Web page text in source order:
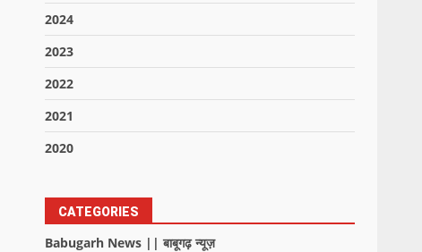
2024
2023
2022
2021
2020
CATEGORIES
Babugarh News || बाबूगढ़ न्यूज़